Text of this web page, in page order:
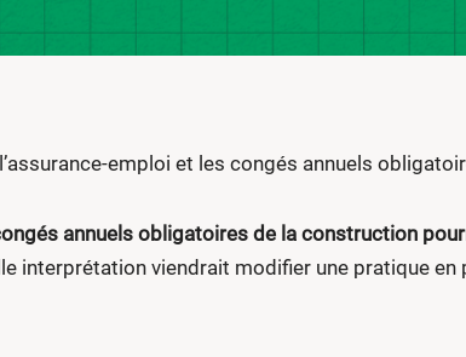
emploi et les congés annuels
annuels obligatoires de la construction
interprétation viendrait modifier une pratique